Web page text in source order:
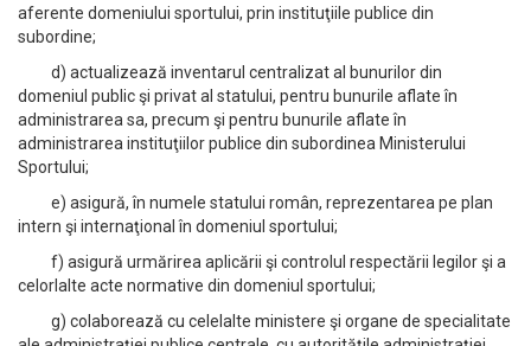
aferente domeniului sportului, prin instituţiile publice din
subordine;
d) actualizează inventarul centralizat al bunurilor din
domeniul public şi privat al statului, pentru bunurile aflate în
administrarea sa, precum şi pentru bunurile aflate în
administrarea instituţiilor publice din subordinea Ministerului
Sportului;
e) asigură, în numele statului român, reprezentarea pe plan
intern şi internaţional în domeniul sportului;
f) asigură urmărirea aplicării şi controlul respectării legilor şi a
celorlalte acte normative din domeniul sportului;
g) colaborează cu celelalte ministere şi organe de specialitate